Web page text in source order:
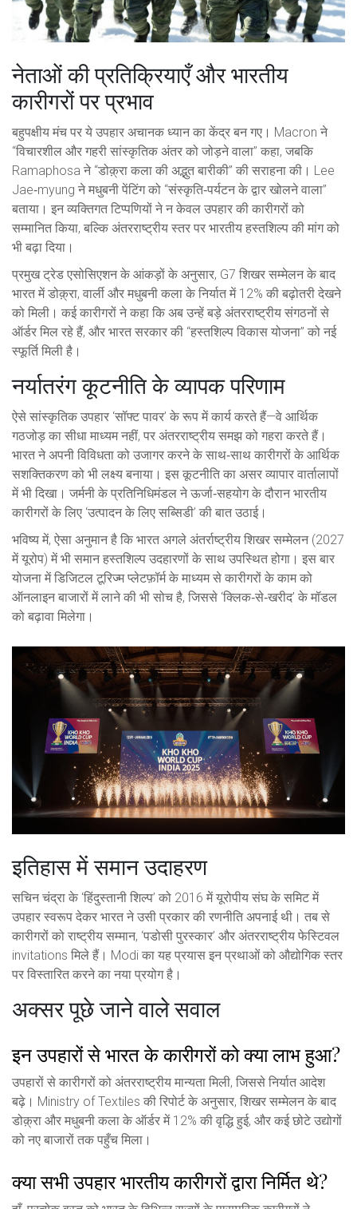
नेताओं की प्रतिक्रियाएँ और भारतीय
कारीगरों पर प्रभाव
बहुपक्षीय मंच पर ये उपहार अचानक ध्यान का केंद्र बन गए। Macron ने
“विचारशील और गहरी सांस्कृतिक अंतर को जोड़ने वाला” कहा, जबकि
Ramaphosa ने “डोक़्रा कला की अद्भुत बारीकी” की सराहना की। Lee
Jae‑myung ने मधुबनी पेंटिंग को “संस्कृति‑पर्यटन के द्वार खोलने वाला”
बताया। इन व्यक्तिगत टिप्पणियों ने न केवल उपहार की कारीगरों को
सम्मानित किया, बल्कि अंतरराष्ट्रीय स्तर पर भारतीय हस्तशिल्प की मांग को
भी बढ़ा दिया।
प्रमुख ट्रेड एसोसिएशन के आंकड़ों के अनुसार, G7 शिखर सम्मेलन के बाद
भारत में डोक़्रा, वार्ली और मधुबनी कला के निर्यात में 12% की बढ़ोतरी देखने
को मिली। कई कारीगरों ने कहा कि अब उन्हें बड़े अंतरराष्ट्रीय संगठनों से
ऑर्डर मिल रहे हैं, और भारत सरकार की “हस्तशिल्प विकास योजना” को नई
स्फूर्ति मिली है।
नर्यातरंग कूटनीति के व्यापक परिणाम
ऐसे सांस्कृतिक उपहार ‘सॉफ्ट पावर’ के रूप में कार्य करते हैं—वे आर्थिक
गठजोड़ का सीधा माध्यम नहीं, पर अंतरराष्ट्रीय समझ को गहरा करते हैं।
भारत ने अपनी विविधता को उजागर करने के साथ‑साथ कारीगरों के आर्थिक
सशक्तिकरण को भी लक्ष्य बनाया। इस कूटनीति का असर व्यापार वार्तालापों
में भी दिखा। जर्मनी के प्रतिनिधिमंडल ने ऊर्जा‑सहयोग के दौरान भारतीय
कारीगरों के लिए ‘उत्पादन के लिए सब्सिडी’ की बात उठाई।
भविष्य में, ऐसा अनुमान है कि भारत अगले अंतर्राष्ट्रीय शिखर सम्मेलन (2027
में यूरोप) में भी समान हस्तशिल्प उदहारणों के साथ उपस्थित होगा। इस बार
योजना में डिजिटल टूरिज्म प्लेटफ़ॉर्म के माध्यम से कारीगरों के काम को
ऑनलाइन बाजारों में लाने की भी सोच है, जिससे ‘क्लिक‑से‑खरीद’ के मॉडल
को बढ़ावा मिलेगा।
इतिहास में समान उदाहरण
सचिन चंद्रा के ‘हिंदुस्तानी शिल्प’ को 2016 में यूरोपीय संघ के समिट में
उपहार स्वरूप देकर भारत ने उसी प्रकार की रणनीति अपनाई थी। तब से
कारीगरों को राष्ट्रीय सम्मान, ‘पडोसी पुरस्कार’ और अंतरराष्ट्रीय फेस्टिवल
invitations मिले हैं। Modi का यह प्रयास इन प्रथाओं को औद्योगिक स्तर
पर विस्तारित करने का नया प्रयोग है।
अक्सर पूछे जाने वाले सवाल
इन उपहारों से भारत के कारीगरों को क्या लाभ हुआ?
उपहारों से कारीगरों को अंतरराष्ट्रीय मान्यता मिली, जिससे निर्यात आदेश
बढ़े। Ministry of Textiles की रिपोर्ट के अनुसार, शिखर सम्मेलन के बाद
डोक़्रा और मधुबनी कला के ऑर्डर में 12% की वृद्धि हुई, और कई छोटे उद्योगों
को नए बाजारों तक पहुँच मिला।
क्या सभी उपहार भारतीय कारीगरों द्वारा निर्मित थे?